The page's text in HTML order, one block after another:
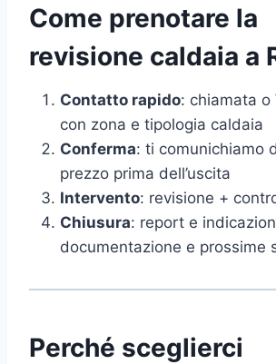
Come prenotare la
revisione caldaia a
Contatto rapido: chiamata o
con zona e tipologia caldaia
Conferma: ti comunichiamo
prezzo prima dell’uscita
Intervento: revisione +
Chiusura: report e
documentazione e prossime
Perché sceglierci